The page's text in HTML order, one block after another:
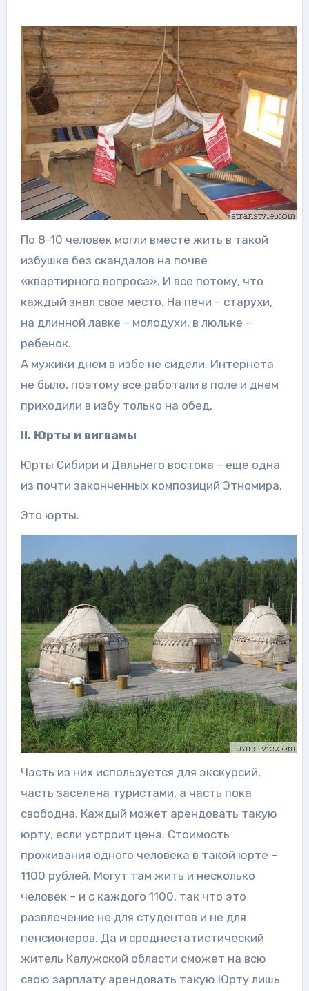
По 8-10 человек могли вместе жить в такой
избушке без скандалов на почве
«квартирного вопроса». И все потому, что
каждый знал свое место. На печи – старухи,
на длинной лавке – молодухи, в люльке –
ребенок.
А мужики днем в избе не сидели. Интернета
не было, поэтому все работали в поле и днем
приходили в избу только на обед.
II. Юрты и вигвамы
Юрты Сибири и Дальнего востока – еще одна
из почти законченных композиций Этномира.
Это юрты.
Часть из них используется для экскурсий,
часть заселена туристами, а часть пока
свободна. Каждый может арендовать такую
юрту, если устроит цена. Стоимость
проживания одного человека в такой юрте –
1100 рублей. Могут там жить и несколько
человек – и с каждого 1100, так что это
развлечение не для студентов и не для
пенсионеров. Да и среднестатистический
житель Калужской области сможет на всю
свою зарплату арендовать такую Юрту лишь